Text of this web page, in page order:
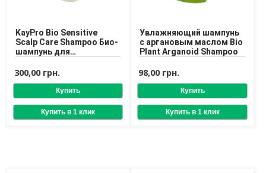
Бренды
О Магазине
Каталог
Контакты
KayPro Bio Sensitive
Scalp Care Shampoo Био-
шампунь для
головы
300,00 грн.
Увлажняющий шампунь
с аргановым маслом Bio
Plant Arganoid Shampoo
98,00 грн.